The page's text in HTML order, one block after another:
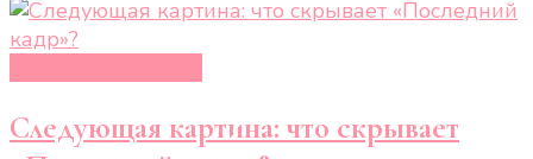
Следующая картина: что скрывает